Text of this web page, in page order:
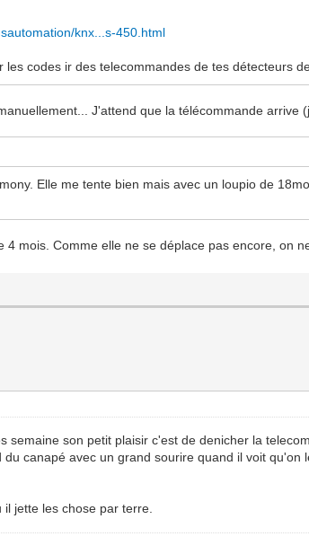
knx...s-450.html
codes ir des telecommandes de tes détecteurs
J'attend que la télécommande arrive
Elle me tente bien mais avec un loupio de
mois. Comme elle ne se déplace pas encore, on
semaine son petit plaisir c'est de denicher la
canapé avec un grand sourire quand il voit
jette les chose par terre.